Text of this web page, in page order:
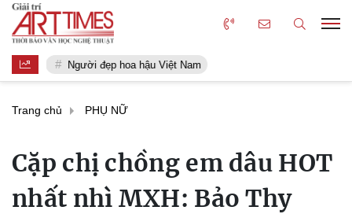
Người đẹp hoa hậu Việt Nam
Trang chủ PHỤ NỮ
Cặp chị chồng em dâu HOT
nhất nhì MXH: Bảo Thy